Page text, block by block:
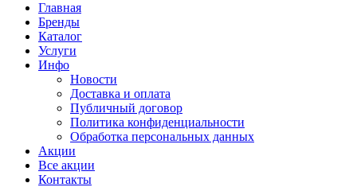
Главная
Бренды
Каталог
Услуги
Инфо
Новости
Доставка и оплата
Публичный договор
Политика конфиденциальности
Обработка персональных данных
Акции
Все акции
Контакты